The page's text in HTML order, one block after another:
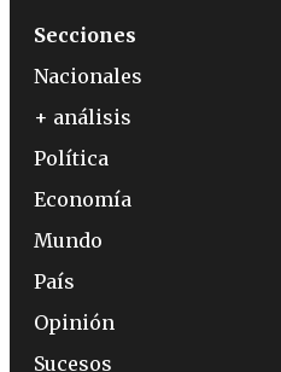
Secciones
Nacionales
+ análisis
Política
Economía
Mundo
País
Opinión
Sucesos